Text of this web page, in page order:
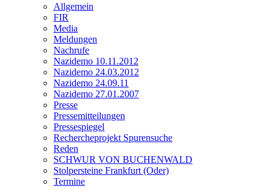
Allgemein
FIR
Media
Meldungen
Nachrufe
Nazidemo 10.11.2012
Nazidemo 24.03.2012
Nazidemo 24.09.11
Nazidemo 27.01.2007
Presse
Pressemitteilungen
Pressespiegel
Rechercheprojekt Spurensuche
Reden
SCHWUR VON BUCHENWALD
Stolpersteine Frankfurt (Oder)
Termine